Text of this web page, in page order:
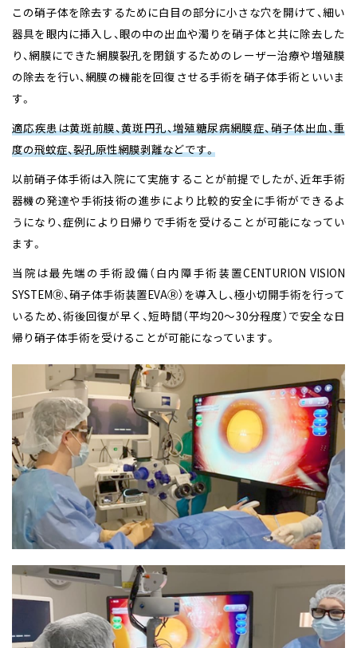
この硝子体を除去するために白目の部分に小さな穴を開けて、細い
器具を眼内に挿入し、眼の中の出血や濁りを硝子体と共に除去した
り、網膜にできた網膜裂孔を閉鎖するためのレーザー治療や増殖膜
の除去を行い、網膜の機能を回復させる手術を硝子体手術といいま
す。
適応疾患は黄斑前膜、黄斑円孔、増殖糖尿病網膜症、硝子体出血、重
度の飛蚊症、裂孔原性網膜剥離などです。
以前硝子体手術は入院にて実施することが前提でしたが、近年手術
器機の発達や手術技術の進歩により比較的安全に手術ができるよ
うになり、症例により日帰りで手術を受けることが可能になってい
ます。
当院は最先端の手術設備（白内障手術装置CENTURION VISION
SYSTEMⓇ、硝子体手術装置EVAⓇ）を導入し、極小切開手術を行って
いるため、術後回復が早く、短時間（平均20〜30分程度）で安全な日
帰り硝子体手術を受けることが可能になっています。